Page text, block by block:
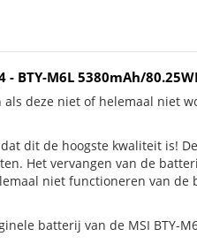
- BTY-M6L 5380mAh/
deze niet of helemaal niet
dit de hoogste kwaliteit is! De
Het vervangen van de
niet functioneren van de
batterij van de MSI BTY-